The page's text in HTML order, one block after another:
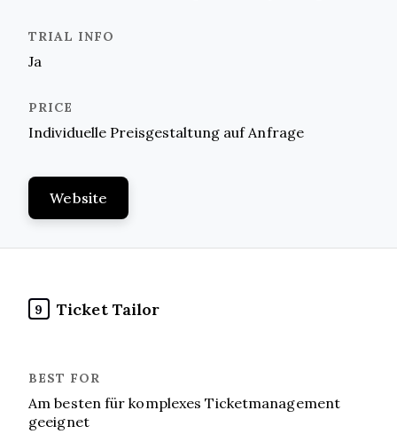
Ja
Individuelle Preisgestaltung auf Anfrage
Website
9 Ticket Tailor
Am besten für komplexes Ticketmanagement
geeignet